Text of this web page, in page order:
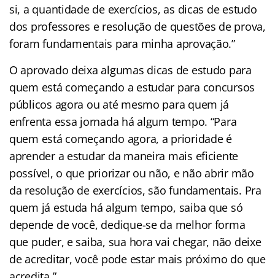
si, a quantidade de exercícios, as dicas de estudo
dos professores e resolução de questões de prova,
foram fundamentais para minha aprovação.”
O aprovado deixa algumas dicas de estudo para
quem está começando a estudar para concursos
públicos agora ou até mesmo para quem já
enfrenta essa jornada há algum tempo. “Para
quem está começando agora, a prioridade é
aprender a estudar da maneira mais eficiente
possível, o que priorizar ou não, e não abrir mão
da resolução de exercícios, são fundamentais. Pra
quem já estuda há algum tempo, saiba que só
depende de você, dedique-se da melhor forma
que puder, e saiba, sua hora vai chegar, não deixe
de acreditar, você pode estar mais próximo do que